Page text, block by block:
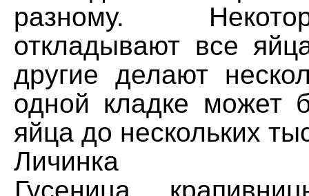
разному.
откладывают все
другие делают
одной кладке может
яйца до нескольких
Личинка